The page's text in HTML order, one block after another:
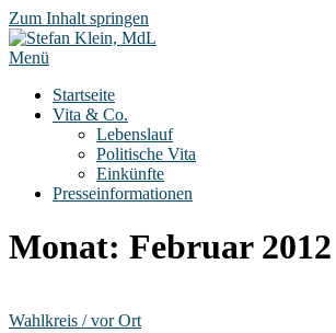
Zum Inhalt springen
Menü
Startseite
Vita & Co.
Lebenslauf
Politische Vita
Einkünfte
Presseinformationen
Monat: Februar 2012
Wahlkreis / vor Ort